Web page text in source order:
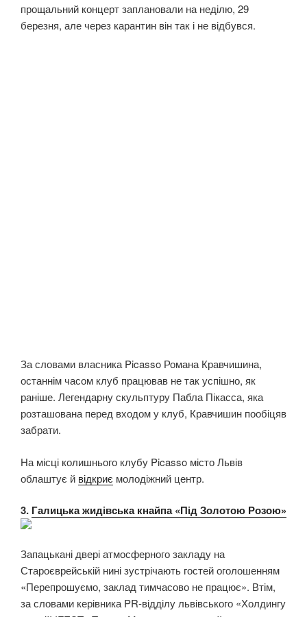
прощальний концерт заплановали на неділю, 29
березня, але через карантин він так і не відбувся.
За словами власника Picasso Романа Кравчишина,
останнім часом клуб працював не так успішно, як
раніше. Легендарну скульптуру Пабла Пікасса, яка
розташована перед входом у клуб, Кравчишин пообіцяв
забрати.
На місці колишнього клубу Picasso місто Львів
облаштує й відкриє молодіжний центр.
3. Галицька жидівська кнайпа «Під Золотою Розою»
Запацькані двері атмосферного закладу на
Староєврейській нині зустрічають гостей оголошенням
«Перепрошуємо, заклад тимчасово не працює». Втім,
за словами керівника PR-відділу львівського «Холдингу